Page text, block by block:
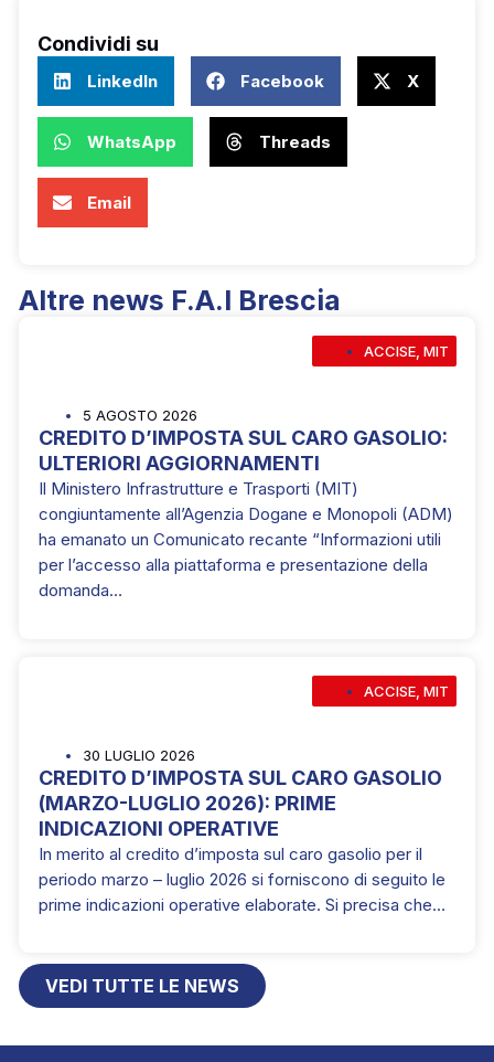
Condividi su
LinkedIn Facebook X
WhatsApp Threads
Email
Altre news F.A.I Brescia
ACCISE, MIT
5 AGOSTO 2026
CREDITO D’IMPOSTA SUL CARO GASOLIO:
ULTERIORI AGGIORNAMENTI
Il Ministero Infrastrutture e Trasporti (MIT)
congiuntamente all’Agenzia Dogane e Monopoli (ADM)
ha emanato un Comunicato recante “Informazioni utili
per l’accesso alla piattaforma e presentazione della
domanda…
ACCISE MIT
30 LUGLIO 2026
CREDITO D’IMPOSTA SUL CARO GASOLIO
(MARZO-LUGLIO 2026): PRIME
INDICAZIONI OPERATIVE
In merito al credito d’imposta sul caro gasolio per il
periodo marzo – luglio 2026 si forniscono di seguito le
prime indicazioni operative elaborate. Si precisa che…
VEDI TUTTE LE NEWS